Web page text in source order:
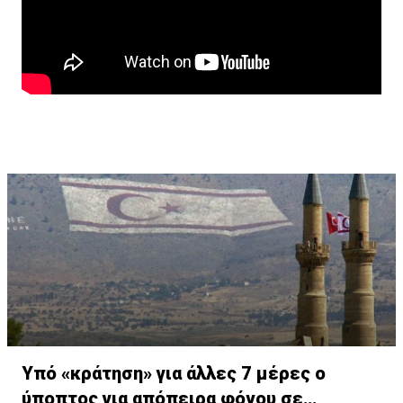
Υπό «κράτηση» για άλλες 7 μέρες ο
ύποπτος για απόπειρα φόνου σε